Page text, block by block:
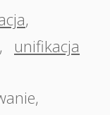
,
, unifikacja
,